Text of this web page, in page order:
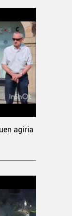
agiria